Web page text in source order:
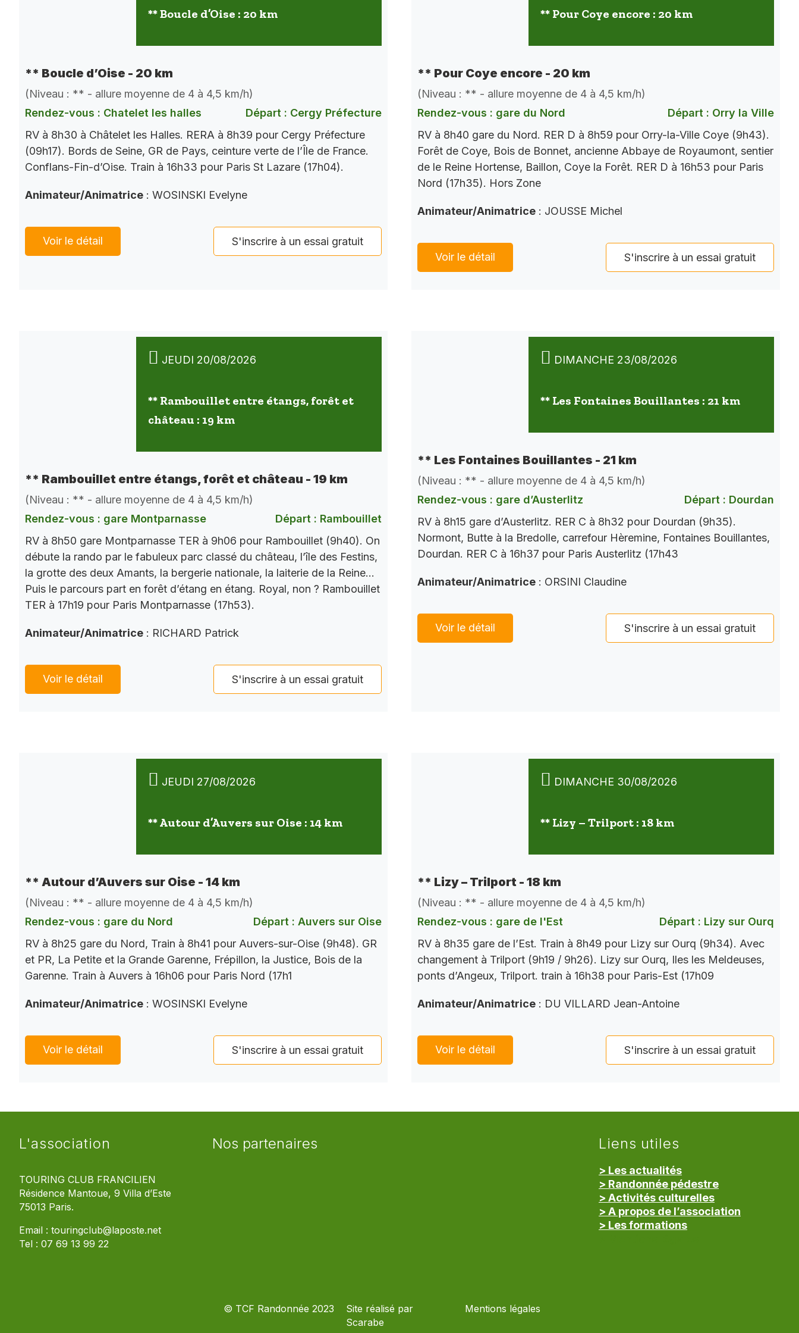
** Boucle d’Oise : 20 km
** Boucle d’Oise - 20 km
(Niveau : ** - allure moyenne de 4 à 4,5 km/h)
Rendez-vous : Chatelet les halles
Départ : Cergy Préfecture
RV à 8h30 à Châtelet les Halles. RERA à 8h39 pour Cergy Préfecture
(09h17). Bords de Seine, GR de Pays, ceinture verte de l’Île de France.
Conflans-Fin-d’Oise. Train à 16h33 pour Paris St Lazare (17h04).
Animateur/Animatrice : WOSINSKI Evelyne
Voir le détail S'inscrire à un essai gratuit
** Pour Coye encore : 20 km
** Pour Coye encore - 20 km
(Niveau : ** - allure moyenne de 4 à 4,5 km/h)
Rendez-vous : gare du Nord
Départ : Orry la Ville
RV à 8h40 gare du Nord. RER D à 8h59 pour Orry-la-Ville Coye (9h43).
Forêt de Coye, Bois de Bonnet, ancienne Abbaye de Royaumont, sentier
de le Reine Hortense, Baillon, Coye la Forêt. RER D à 16h53 pour Paris
Nord (17h35). Hors Zone
Animateur/Animatrice : JOUSSE Michel
Voir le détail S'inscrire à un essai gratuit
JEUDI 20/08/2026
** Rambouillet entre étangs, forêt et
château : 19 km
** Rambouillet entre étangs, forêt et château - 19 km
(Niveau : ** - allure moyenne de 4 à 4,5 km/h)
Rendez-vous : gare Montparnasse
Départ : Rambouillet
RV à 8h50 gare Montparnasse TER à 9h06 pour Rambouillet (9h40). On
débute la rando par le fabuleux parc classé du château, l’île des Festins,
la grotte des deux Amants, la bergerie nationale, la laiterie de la Reine…
Puis le parcours part en forêt d’étang en étang. Royal, non ? Rambouillet
TER à 17h19 pour Paris Montparnasse (17h53).
Animateur/Animatrice : RICHARD Patrick
Voir le détail S'inscrire à un essai gratuit
DIMANCHE 23/08/2026
** Les Fontaines Bouillantes : 21 km
** Les Fontaines Bouillantes - 21 km
(Niveau : ** - allure moyenne de 4 à 4,5 km/h)
Rendez-vous : gare d’Austerlitz
Départ : Dourdan
RV à 8h15 gare d’Austerlitz. RER C à 8h32 pour Dourdan (9h35).
Normont, Butte à la Bredolle, carrefour Hèremine, Fontaines Bouillantes,
Dourdan. RER C à 16h37 pour Paris Austerlitz (17h43
Animateur/Animatrice : ORSINI Claudine
Voir le détail S'inscrire à un essai gratuit
JEUDI 27/08/2026
** Autour d’Auvers sur Oise : 14 km
** Autour d’Auvers sur Oise - 14 km
(Niveau : ** - allure moyenne de 4 à 4,5 km/h)
Rendez-vous : gare du Nord
Départ : Auvers sur Oise
RV à 8h25 gare du Nord, Train à 8h41 pour Auvers-sur-Oise (9h48). GR
et PR, La Petite et la Grande Garenne, Frépillon, la Justice, Bois de la
Garenne. Train à Auvers à 16h06 pour Paris Nord (17h1
Animateur/Animatrice : WOSINSKI Evelyne
Voir le détail S'inscrire à un essai gratuit
DIMANCHE 30/08/2026
** Lizy – Trilport : 18 km
** Lizy – Trilport - 18 km
(Niveau : ** - allure moyenne de 4 à 4,5 km/h)
Rendez-vous : gare de l'Est
Départ : Lizy sur Ourq
RV à 8h35 gare de l’Est. Train à 8h49 pour Lizy sur Ourq (9h34). Avec
changement à Trilport (9h19 / 9h26). Lizy sur Ourq, Iles les Meldeuses,
ponts d’Angeux, Trilport. train à 16h38 pour Paris-Est (17h09
Animateur/Animatrice : DU VILLARD Jean-Antoine
Voir le détail S'inscrire à un essai gratuit
L'association
TOURING CLUB FRANCILIEN
Résidence Mantoue, 9 Villa d’Este
75013 Paris.
Email : touringclub@laposte.net
Tel : 07 69 13 99 22
Nos partenaires Liens utiles
> Les actualités
> Randonnée pédestre
> Activités culturelles
> A propos de l’association
> Les formations
© TCF Randonnée 2023
Site réalisé par
Scarabe
Mentions légales